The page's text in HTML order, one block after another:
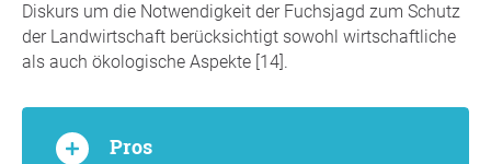
Diskurs um die Notwendigkeit der Fuchsjagd zum Schutz
der Landwirtschaft berücksichtigt sowohl wirtschaftliche
als auch ökologische Aspekte [14].
Pros